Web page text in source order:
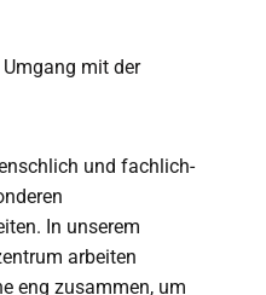
mit der
und fachlich-
In unserem
arbeiten
eng zusammen, um